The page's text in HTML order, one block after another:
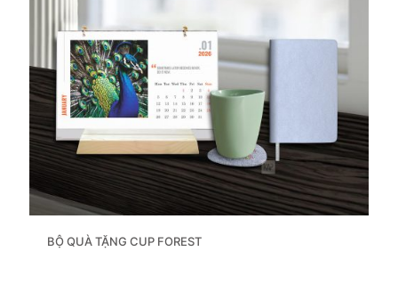
BỘ QUÀ TẶNG CUP FOREST